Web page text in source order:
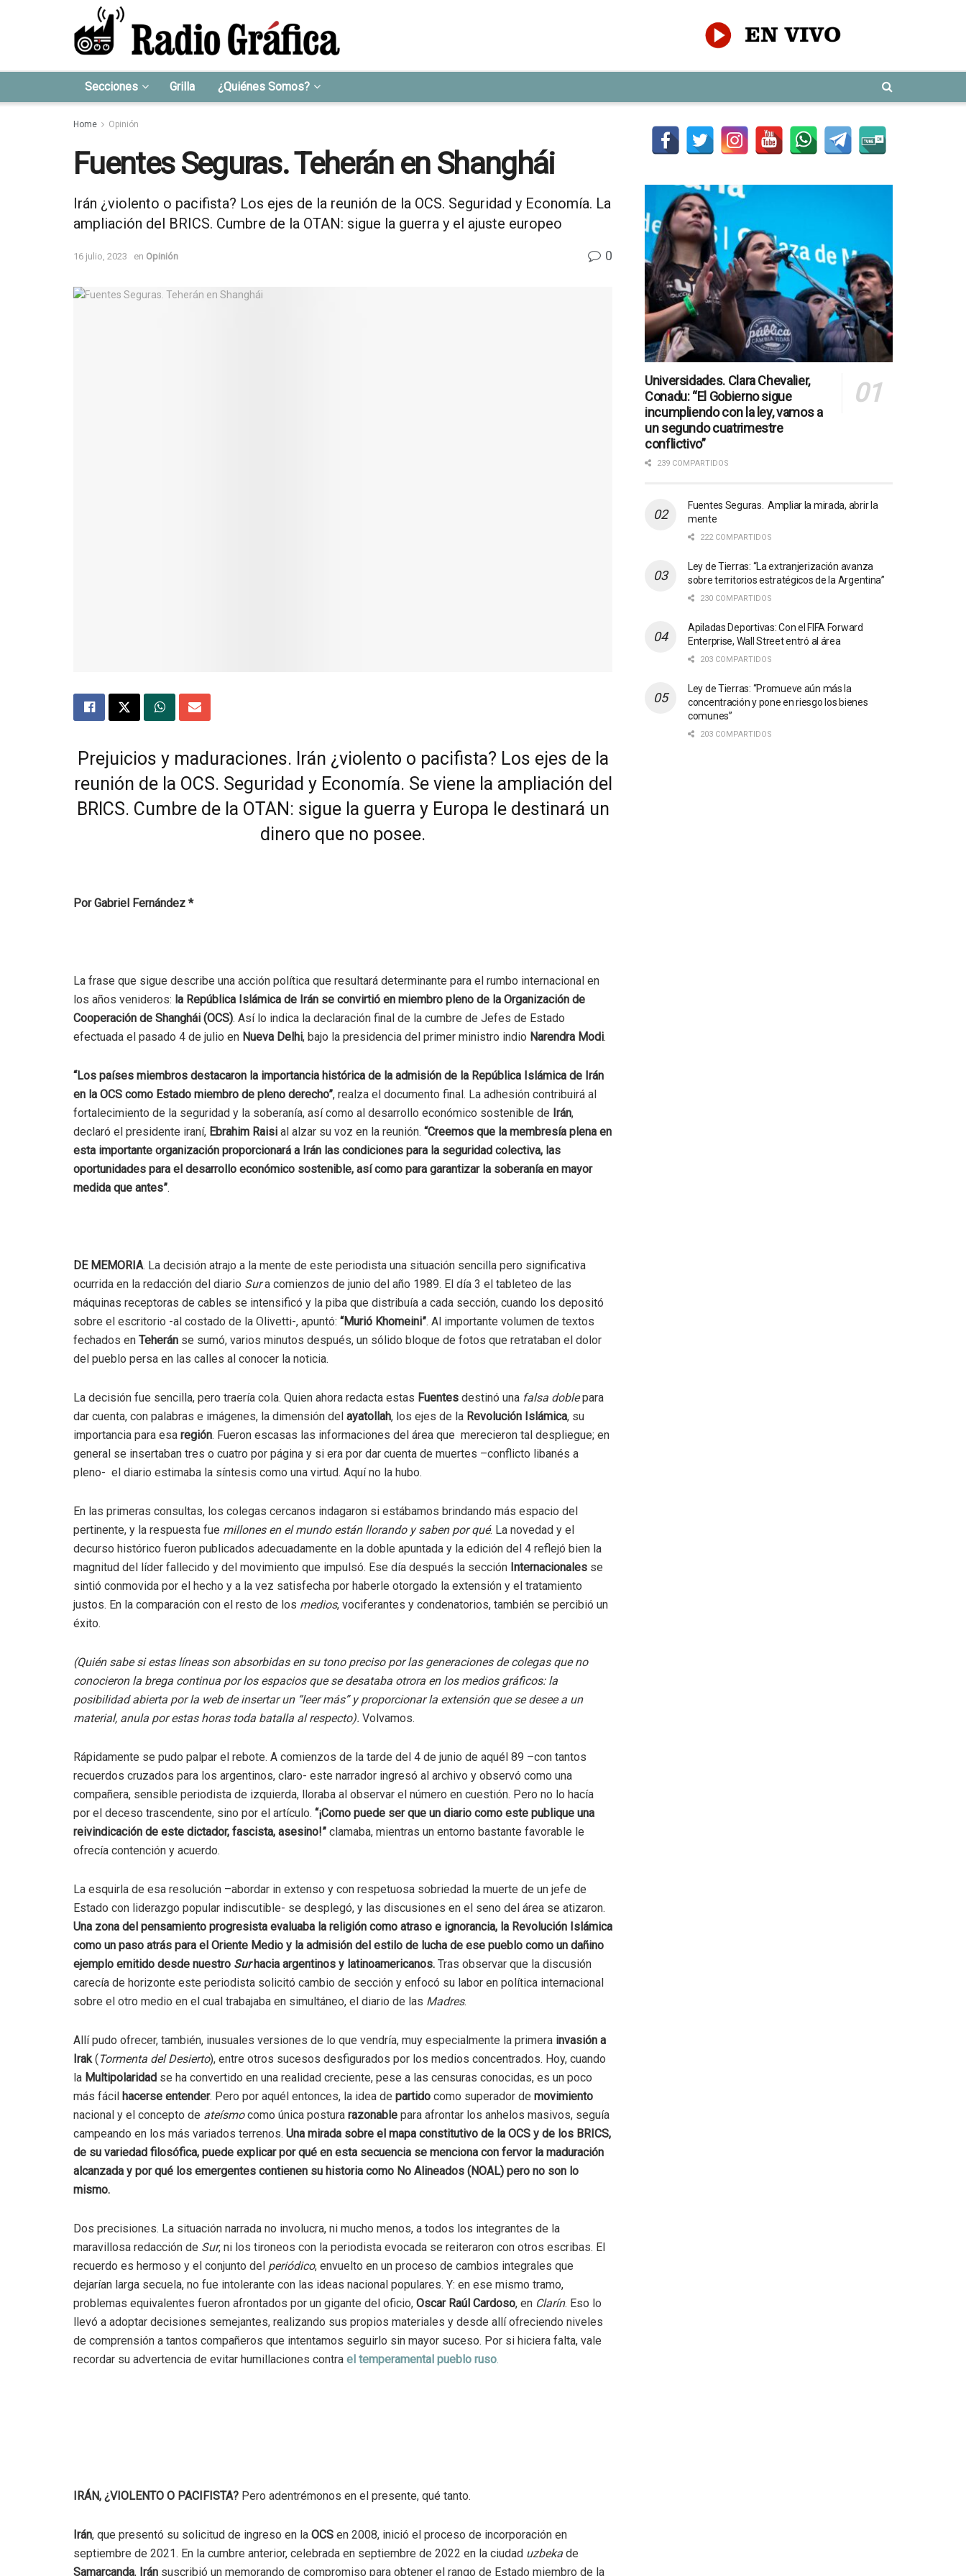
Secciones Grilla ¿Quiénes Somos?
Home Opinión
Fuentes Seguras. Teherán en Shanghái
Irán ¿violento o pacifista? Los ejes de la reunión de la OCS. Seguridad y Economía. La
ampliación del BRICS. Cumbre de la OTAN: sigue la guerra y el ajuste europeo
16 julio, 2023 en Opinión 0
Prejuicios y maduraciones. Irán ¿violento o pacifista? Los ejes de la
reunión de la OCS. Seguridad y Economía. Se viene la ampliación del
BRICS. Cumbre de la OTAN: sigue la guerra y Europa le destinará un
dinero que no posee.
Por Gabriel Fernández *
La frase que sigue describe una acción política que resultará determinante para el rumbo internacional en
los años venideros: la República Islámica de Irán se convirtió en miembro pleno de la Organización de
Cooperación de Shanghái (OCS). Así lo indica la declaración final de la cumbre de Jefes de Estado
efectuada el pasado 4 de julio en Nueva Delhi, bajo la presidencia del primer ministro indio Narendra Modi.
“Los países miembros destacaron la importancia histórica de la admisión de la República Islámica de Irán
en la OCS como Estado miembro de pleno derecho”, realza el documento final. La adhesión contribuirá al
fortalecimiento de la seguridad y la soberanía, así como al desarrollo económico sostenible de Irán,
declaró el presidente iraní, Ebrahim Raisi al alzar su voz en la reunión. “Creemos que la membresía plena en
esta importante organización proporcionará a Irán las condiciones para la seguridad colectiva, las
oportunidades para el desarrollo económico sostenible, así como para garantizar la soberanía en mayor
medida que antes”.
DE MEMORIA. La decisión atrajo a la mente de este periodista una situación sencilla pero significativa
ocurrida en la redacción del diario Sura comienzos de junio del año 1989. El día 3 el tableteo de las
máquinas receptoras de cables se intensificó y la piba que distribuía a cada sección, cuando los depositó
sobre el escritorio -al costado de la Olivetti-, apuntó: “Murió Khomeini”. Al importante volumen de textos
fechados en Teherán se sumó, varios minutos después, un sólido bloque de fotos que retrataban el dolor
del pueblo persa en las calles al conocer la noticia.
La decisión fue sencilla, pero traería cola. Quien ahora redacta estas Fuentes destinó una falsa doblepara
dar cuenta, con palabras e imágenes, la dimensión del ayatollah, los ejes de la Revolución Islámica, su
importancia para esa región. Fueron escasas las informaciones del área que merecieron tal despliegue; en
general se insertaban tres o cuatro por página y si era por dar cuenta de muertes –conflicto libanés a
pleno- el diario estimaba la síntesis como una virtud. Aquí no la hubo.
En las primeras consultas, los colegas cercanos indagaron si estábamos brindando más espacio del
pertinente, y la respuesta fue millones en el mundo están llorando y saben por qué. La novedad y el
decurso histórico fueron publicados adecuadamente en la doble apuntada y la edición del 4 reflejó bien la
magnitud del líder fallecido y del movimiento que impulsó. Ese día después la sección Internacionales se
sintió conmovida por el hecho y a la vez satisfecha por haberle otorgado la extensión y el tratamiento
justos. En la comparación con el resto de los medios, vociferantes y condenatorios, también se percibió un
éxito.
(Quién sabe si estas líneas son absorbidas en su tono preciso por las generaciones de colegas que no
conocieron la brega continua por los espacios que se desataba otrora en los medios gráficos: la
posibilidad abierta por la web de insertar un “leer más” y proporcionar la extensión que se desee a un
material, anula por estas horas toda batalla al respecto). Volvamos.
Rápidamente se pudo palpar el rebote. A comienzos de la tarde del 4 de junio de aquél 89 –con tantos
recuerdos cruzados para los argentinos, claro- este narrador ingresó al archivo y observó como una
compañera, sensible periodista de izquierda, lloraba al observar el número en cuestión. Pero no lo hacía
por el deceso trascendente, sino por el artículo. “¡Como puede ser que un diario como este publique una
reivindicación de este dictador, fascista, asesino!” clamaba, mientras un entorno bastante favorable le
ofrecía contención y acuerdo.
La esquirla de esa resolución –abordar in extenso y con respetuosa sobriedad la muerte de un jefe de
Estado con liderazgo popular indiscutible- se desplegó, y las discusiones en el seno del área se atizaron.
Una zona del pensamiento progresista evaluaba la religión como atraso e ignorancia, la Revolución Islámica
como un paso atrás para el Oriente Medio y la admisión del estilo de lucha de ese pueblo como un dañino
ejemplo emitido desde nuestro Surhacia argentinos y latinoamericanos. Tras observar que la discusión
carecía de horizonte este periodista solicitó cambio de sección y enfocó su labor en política internacional
sobre el otro medio en el cual trabajaba en simultáneo, el diario de las Madres.
Allí pudo ofrecer, también, inusuales versiones de lo que vendría, muy especialmente la primera invasión a
Irak( Tormenta del Desierto), entre otros sucesos desfigurados por los medios concentrados. Hoy, cuando
la Multipolaridad se ha convertido en una realidad creciente, pese a las censuras conocidas, es un poco
más fácil hacerse entender. Pero por aquél entonces, la idea de partido como superador de movimiento
nacional y el concepto de ateísmocomo única postura razonable para afrontar los anhelos masivos, seguía
campeando en los más variados terrenos. Una mirada sobre el mapa constitutivo de la OCS y de los BRICS,
de su variedad filosófica, puede explicar por qué en esta secuencia se menciona con fervor la maduración
alcanzada y por qué los emergentes contienen su historia como No Alineados (NOAL) pero no son lo
mismo.
Dos precisiones. La situación narrada no involucra, ni mucho menos, a todos los integrantes de la
maravillosa redacción de Sur, ni los tironeos con la periodista evocada se reiteraron con otros escribas. El
recuerdo es hermoso y el conjunto del periódico, envuelto en un proceso de cambios integrales que
dejarían larga secuela, no fue intolerante con las ideas nacional populares. Y: en ese mismo tramo,
problemas equivalentes fueron afrontados por un gigante del oficio, Oscar Raúl Cardoso, en Clarín. Eso lo
llevó a adoptar decisiones semejantes, realizando sus propios materiales y desde allí ofreciendo niveles
de comprensión a tantos compañeros que intentamos seguirlo sin mayor suceso. Por si hiciera falta, vale
recordar su advertencia de evitar humillaciones contra el temperamental pueblo ruso.
IRÁN, ¿VIOLENTO O PACIFISTA? Pero adentrémonos en el presente, qué tanto.
Irán, que presentó su solicitud de ingreso en la OCS en 2008, inició el proceso de incorporación en
septiembre de 2021. En la cumbre anterior, celebrada en septiembre de 2022 en la ciudad uzbeka de
Samarcanda, Irán suscribió un memorando de compromiso para obtener el rango de Estado miembro de la
Universidades. Clara Chevalier,
Conadu: “El Gobierno sigue
incumpliendo con la ley, vamos a
un segundo cuatrimestre
conflictivo”
239 COMPARTIDOS
Fuentes Seguras. Ampliar la mirada, abrir la
mente
222 COMPARTIDOS
Ley de Tierras: “La extranjerización avanza
sobre territorios estratégicos de la Argentina”
230 COMPARTIDOS
Apiladas Deportivas: Con el FIFA Forward
Enterprise, Wall Street entró al área
203 COMPARTIDOS
Ley de Tierras: “Promueve aún más la
concentración y pone en riesgo los bienes
comunes”
203 COMPARTIDOS